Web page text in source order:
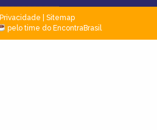
Privacidade
Sitemap
pelo time do EncontraBrasil